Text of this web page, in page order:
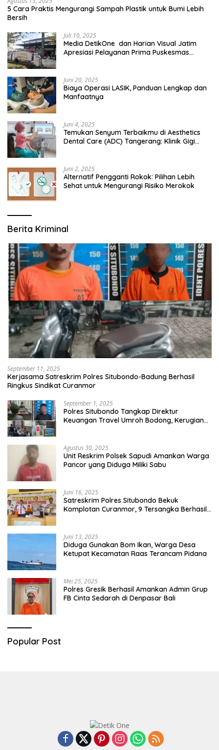
5 Cara Praktis Mengurangi Sampah Plastik untuk Bumi Lebih
Bersih
Juli 10, 2025
Media DetikOne dan Harian Visual Jatim
Apresiasi Pelayanan Prima Puskesmas
Juni 20, 2025
Biaya Operasi LASIK, Panduan Lengkap dan
Manfaatnya
Juni 4, 2025
Temukan Senyum Terbaikmu di Aesthetics
Dental Care (ADC) Tangerang: Klinik Gigi
Juni 2, 2025
Alternatif Pengganti Rokok: Pilihan Lebih
Sehat untuk Mengurangi Risiko Merokok
Berita Kriminal
September 11, 2025
Kerjasama Satreskrim Polres Situbondo-Badung Berhasil
Ringkus Sindikat Curanmor
September 1, 2025
Polres Situbondo Tangkap Direktur
Keuangan Travel Umroh Bodong, Kerugian
Agustus 30, 2025
Unit Reskrim Polsek Sapudi Amankan Warga
Pancor yang Diduga Miliki Sabu
Juni 16, 2025
Satreskrim Polres Situbondo Bekuk
Komplotan Curanmor, 9 Tersangka Berhasil
Juni 13, 2025
Diduga Gunakan Bom Ikan, Warga Desa
Ketupat Kecamatan Raas Terancam Pidana
Mei 25, 2025
Polres Gresik Berhasil Amankan Admin Grup
FB Cinta Sedarah di Denpasar Bali
Popular Post